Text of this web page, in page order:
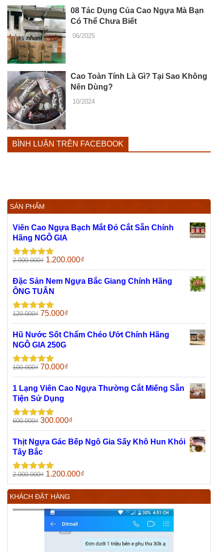
08 Tác Dụng Của Cao Ngựa Mà Bạn
Có Thể Chưa Biết
06/2025
Cao Toàn Tính Là Gì? Tại Sao Không
Nên Dùng?
10/2024
BÌNH LUẬN TRÊN FACEBOOK
SẢN PHẨM
Viên Cao Ngựa Bạch Mắt Đỏ Cắt Sẵn Chính
Hãng NGÔ GIA
Được xếp
hạng5.005
sao
2.000.000₫ Giá
gốc
là:
2.000.000₫.
1.200.000₫
hiện
tại
Đặc Sản Nem Ngựa Bắc Giang Chính Hãng
ÔNG TUÂN
Được xếp
hạng5.005
sao
120.000₫ Giá
gốc
là:
120.000₫.
75.000₫
hiện
tại
Hũ Nước Sốt Chẩm Chéo Ướt Chính Hãng
NGÔ GIA 250G
Được xếp
hạng5.005
sao
100.000₫ Giá
gốc
là:
100.000₫.
70.000₫
hiện
tại
1 Lạng Viên Cao Ngựa Thường Cắt Miếng Sẵn
Tiện Sử Dụng
Được xếp
hạng5.005
sao
600.000₫ Giá
gốc
là:
600.000₫.
300.000₫
hiện
tại
Thịt Ngựa Gác Bếp Ngô Gia Sấy Khô Hun Khói
Tây Bắc
Được xếp
hạng5.005
sao
2.000.000₫ Giá
gốc
là:
2.000.000₫.
1.200.000₫
hiện
là:
1.200.000₫.
KHÁCH ĐẶT HÀNG